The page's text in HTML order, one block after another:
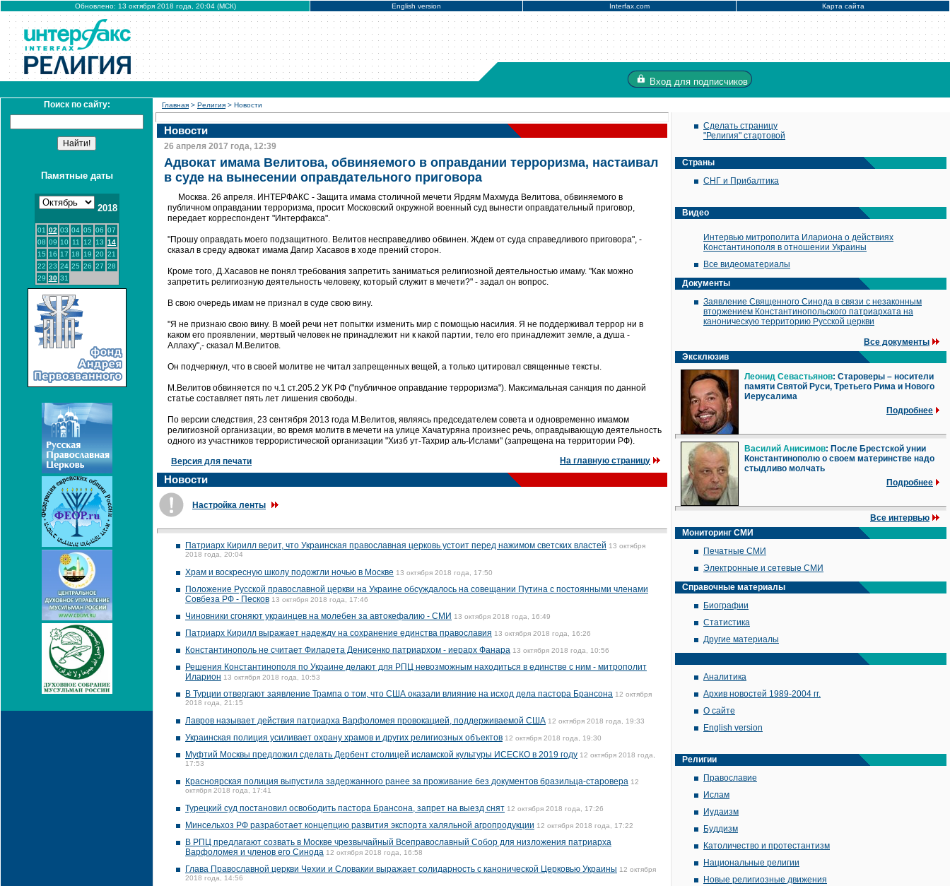
Обновлено: 13 октября 2018 года, 20:04 (МСК) English version Interfax.com Карта сайта
Вход для подписчиков
Поиск по сайту:
Памятные даты
2018
01 02 03 04 05 06 07
08 09 10 11 12 13 14
15 16 17 18 19 20 21
22 23 24 25 26 27 28
29 30 31
Главная > Религия > Новости
Новости
26 апреля 2017 года, 12:39
Адвокат имама Велитова, обвиняемого в оправдании терроризма, настаивал
в суде на вынесении оправдательного приговора
Москва. 26 апреля. ИНТЕРФАКС - Защита имама столичной мечети Ярдям Махмуда Велитова, обвиняемого в
публичном оправдании терроризма, просит Московский окружной военный суд вынести оправдательный приговор,
передает корреспондент "Интерфакса".
"Прошу оправдать моего подзащитного. Велитов несправедливо обвинен. Ждем от суда справедливого приговора", -
сказал в среду адвокат имама Дагир Хасавов в ходе прений сторон.
Кроме того, Д.Хасавов не понял требования запретить заниматься религиозной деятельностью имаму. "Как можно
запретить религиозную деятельность человеку, который служит в мечети?" - задал он вопрос.
В свою очередь имам не признал в суде свою вину.
"Я не признаю свою вину. В моей речи нет попытки изменить мир с помощью насилия. Я не поддерживал террор ни в
каком его проявлении, мертвый человек не принадлежит ни к какой партии, тело его принадлежит земле, а душа -
Аллаху",- сказал М.Велитов.
Он подчеркнул, что в своей молитве не читал запрещенных вещей, а только цитировал священные тексты.
М.Велитов обвиняется по ч.1 ст.205.2 УК РФ ("публичное оправдание терроризма"). Максимальная санкция по данной
статье составляет пять лет лишения свободы.
По версии следствия, 23 сентября 2013 года М.Велитов, являясь председателем совета и одновременно имамом
религиозной организации, во время молитв в мечети на улице Хачатуряна произнес речь, оправдывающую деятельность
одного из участников террористической организации "Хизб ут-Тахрир аль-Ислами" (запрещена на территории РФ).
Версия для печати На главную страницу
Новости
Настройка ленты
Патриарх Кирилл верит, что Украинская православная церковь устоит перед нажимом светских властей 13 октября
2018 года, 20:04
Храм и воскресную школу подожгли ночью в Москве 13 октября 2018 года, 17:50
Положение Русской православной церкви на Украине обсуждалось на совещании Путина с постоянными членами
Совбеза РФ - Песков 13 октября 2018 года, 17:46
Чиновники сгоняют украинцев на молебен за автокефалию - СМИ 13 октября 2018 года, 16:49
Патриарх Кирилл выражает надежду на сохранение единства православия 13 октября 2018 года, 16:26
Константинополь не считает Филарета Денисенко патриархом - иерарх Фанара 13 октября 2018 года, 10:56
Решения Константинополя по Украине делают для РПЦ невозможным находиться в единстве с ним - митрополит
Иларион 13 октября 2018 года, 10:53
В Турции отвергают заявление Трампа о том, что США оказали влияние на исход дела пастора Брансона 12 октября
2018 года, 21:15
Лавров называет действия патриарха Варфоломея провокацией, поддерживаемой США 12 октября 2018 года, 19:33
Украинская полиция усиливает охрану храмов и других религиозных объектов 12 октября 2018 года, 19:30
Муфтий Москвы предложил сделать Дербент столицей исламской культуры ИСЕСКО в 2019 году 12 октября 2018 года,
17:53
Красноярская полиция выпустила задержанного ранее за проживание без документов бразильца-старовера 12
октября 2018 года, 17:41
Турецкий суд постановил освободить пастора Брансона, запрет на выезд снят 12 октября 2018 года, 17:26
Минсельхоз РФ разработает концепцию развития экспорта халяльной агропродукции 12 октября 2018 года, 17:22
В РПЦ предлагают созвать в Москве чрезвычайный Всеправославный Собор для низложения патриарха
Варфоломея и членов его Синода 12 октября 2018 года, 16:58
Глава Православной церкви Чехии и Словакии выражает солидарность с канонической Церковью Украины 12 октября
2018 года, 14:56
Сделать страницу
"Религия" стартовой
Страны
СНГ и Прибалтика
Видео
Интервью митрополита Илариона о действиях
Константинополя в отношении Украины
Все видеоматериалы
Документы
Заявление Священного Синода в связи с незаконным
вторжением Константинопольского патриархата на
каноническую территорию Русской церкви
Все документы
Эксклюзив
Леонид Севастьянов: Староверы – носители
памяти Святой Руси, Третьего Рима и Нового
Иерусалима
Подробнее
Василий Анисимов: После Брестской унии
Константинополю о своем материнстве надо
стыдливо молчать
Подробнее
Все интервью
Мониторинг СМИ
Печатные СМИ
Электронные и сетевые СМИ
Справочные материалы
Биографии
Статистика
Другие материалы
Аналитика
Архив новостей 1989-2004 гг.
О сайте
English version
Религии
Православие
Ислам
Иудаизм
Буддизм
Католичество и протестантизм
Национальные религии
Новые религиозные движения